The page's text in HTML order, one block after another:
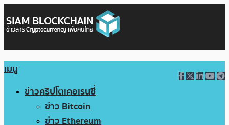
เมนู
ข่าวคริปโตเคอเรนซี่
ข่าว Bitcoin
ข่าว Ethereum